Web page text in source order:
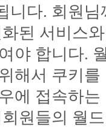
니다. 회원
된 서비스
야 합니다.
해서 쿠키
에 접속하
원들의 월